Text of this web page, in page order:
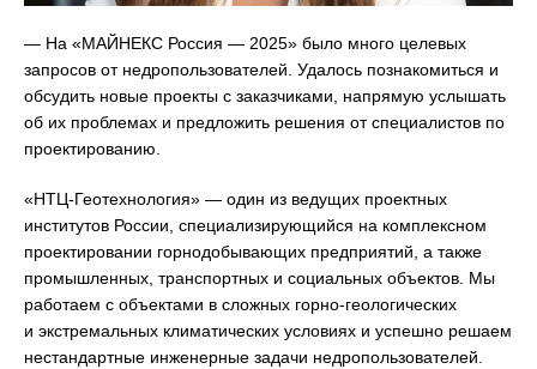
— На «МАЙНЕКС Россия — 2025» было много целевых
запросов от недропользователей. Удалось познакомиться и
обсудить новые проекты с заказчиками, напрямую услышать
об их проблемах и предложить решения от специалистов по
проектированию.
«НТЦ-Геотехнология» — один из ведущих проектных
институтов России, специализирующийся на комплексном
проектировании горнодобывающих предприятий, а также
промышленных, транспортных и социальных объектов. Мы
работаем с объектами в сложных горно-геологических
и экстремальных климатических условиях и успешно решаем
нестандартные инженерные задачи недропользователей.